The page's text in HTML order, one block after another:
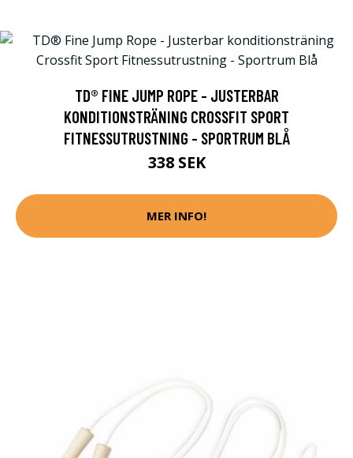
TD® FINE JUMP ROPE - JUSTERBAR
KONDITIONSTRÄNING CROSSFIT SPORT
FITNESSUTRUSTNING - SPORTRUM BLÅ
338 SEK
MER INFO!